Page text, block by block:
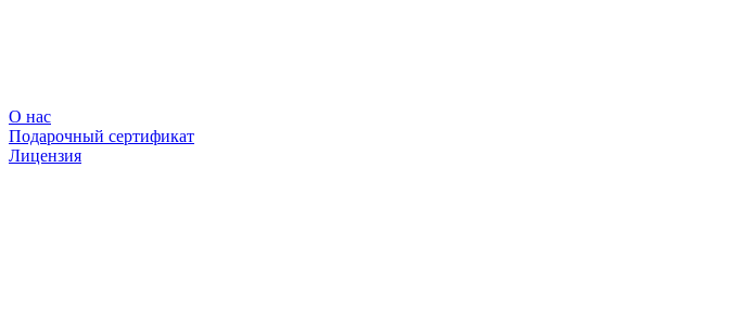
О нас
Подарочный сертификат
Лицензия